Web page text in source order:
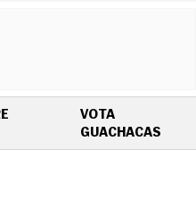
IN NEW WINDOW
VOTA
GUACHACAS